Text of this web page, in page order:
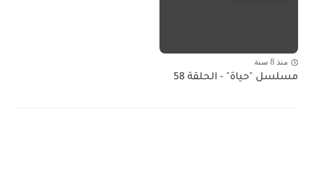
منذ 8 سنة
مسلسل "حياة" - الحلقة 58